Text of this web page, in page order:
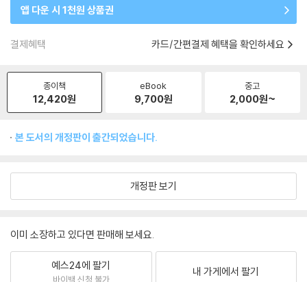
앱 다운 시 1천원 상품권
결제혜택 카드/간편결제 혜택을 확인하세요
종이책
12,420원
eBook
9,700원
중고
2,000원~
본 도서의 개정판이 출간되었습니다.
개정판 보기
이미 소장하고 있다면 판매해 보세요.
예스24에 팔기
바이백 신청 불가
내 가게에서 팔기